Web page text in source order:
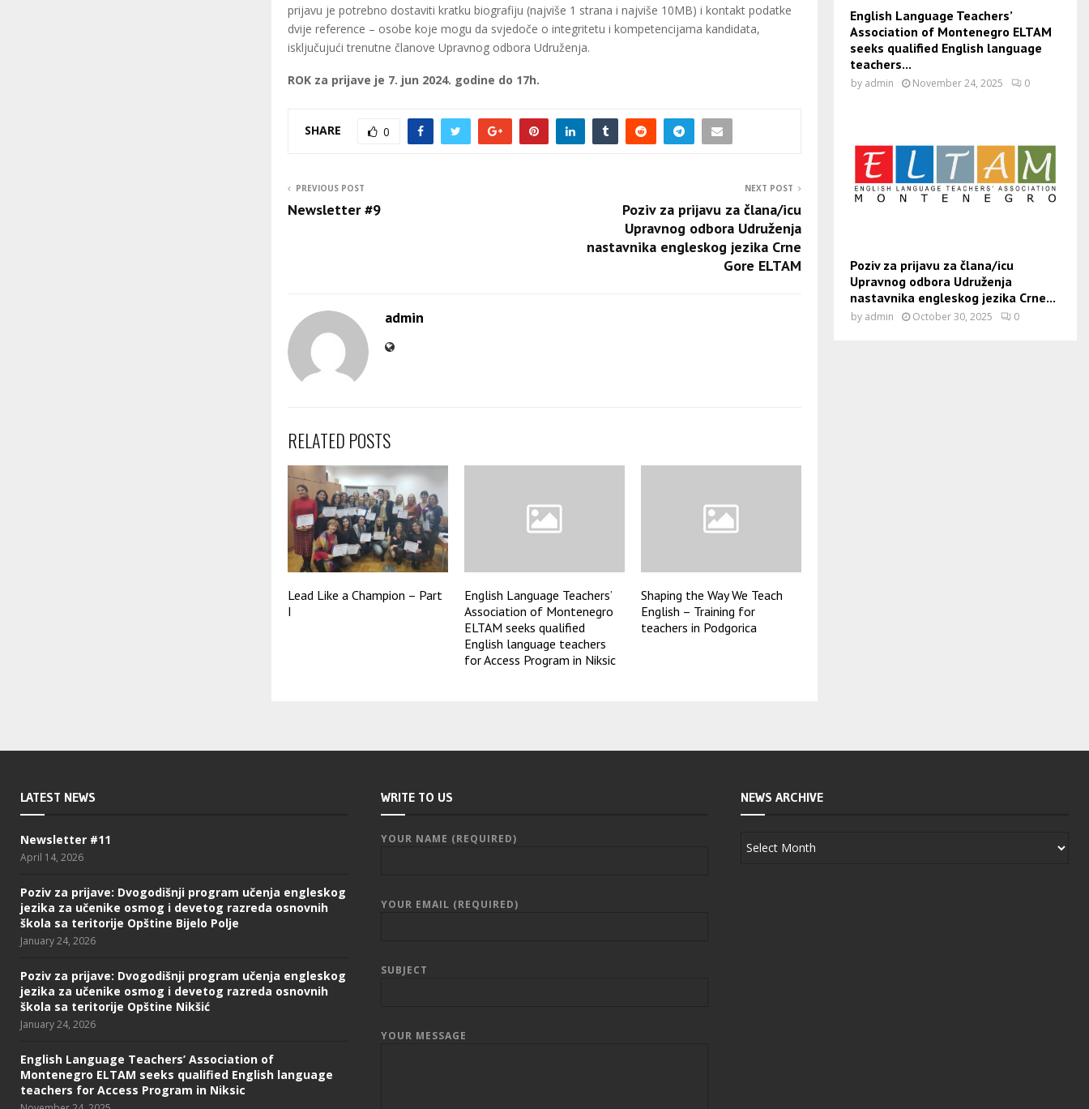
prijavu je potrebno dostaviti kratku biografiju (najviše 1 strana i najviše 10MB) i kontakt podatke
dvije reference – osobe koje mogu da svjedoče o integritetu i kompetencijama kandidata,
isključujući trenutne članove Upravnog odbora Udruženja.
ROK za prijave je 7. jun 2024. godine do 17h.
SHARE 0
PREVIOUS POST
Newsletter #9
NEXT POST
Poziv za prijavu za člana/icu
Upravnog odbora Udruženja
nastavnika engleskog jezika Crne
Gore ELTAM
admin
RELATED POSTS
Lead Like a Champion – Part
I
English Language Teachers’
Association of Montenegro
ELTAM seeks qualified
English language teachers
for Access Program in Niksic
Shaping the Way We Teach
English – Training for
teachers in Podgorica
English Language Teachers’
Association of Montenegro ELTAM
seeks qualified English language
teachers...
by admin November 24, 2025 0
Poziv za prijavu za člana/icu
Upravnog odbora Udruženja
nastavnika engleskog jezika Crne...
by admin October 30, 2025 0
LATEST NEWS
Newsletter #11
April 14, 2026
Poziv za prijave: Dvogodišnji program učenja engleskog
jezika za učenike osmog i devetog razreda osnovnih
škola sa teritorije Opštine Bijelo Polje
January 24, 2026
Poziv za prijave: Dvogodišnji program učenja engleskog
jezika za učenike osmog i devetog razreda osnovnih
škola sa teritorije Opštine Nikšić
January 24, 2026
English Language Teachers’ Association of
Montenegro ELTAM seeks qualified English language
teachers for Access Program in Niksic
WRITE TO US
YOUR NAME (REQUIRED)
YOUR EMAIL (REQUIRED)
SUBJECT
YOUR MESSAGE
NEWS ARCHIVE